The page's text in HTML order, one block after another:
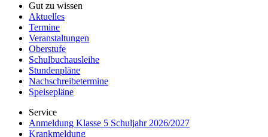
Gut zu wissen
Aktuelles
Termine
Veranstaltungen
Oberstufe
Schulbuchausleihe
Stundenpläne
Nachschreibetermine
Speisepläne
Service
Anmeldung Klasse 5 Schuljahr 2026/2027
Krankmeldung